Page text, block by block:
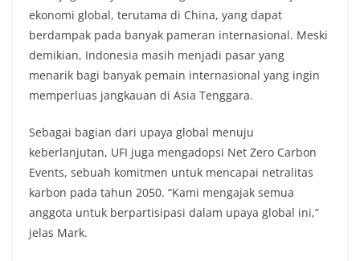
ekonomi global, terutama di China, yang dapat
berdampak pada banyak pameran internasional. Meski
demikian, Indonesia masih menjadi pasar yang
menarik bagi banyak pemain internasional yang ingin
memperluas jangkauan di Asia Tenggara.
Sebagai bagian dari upaya global menuju
keberlanjutan, UFI juga mengadopsi Net Zero Carbon
Events, sebuah komitmen untuk mencapai netralitas
karbon pada tahun 2050. “Kami mengajak semua
anggota untuk berpartisipasi dalam upaya global ini,”
jelas Mark.